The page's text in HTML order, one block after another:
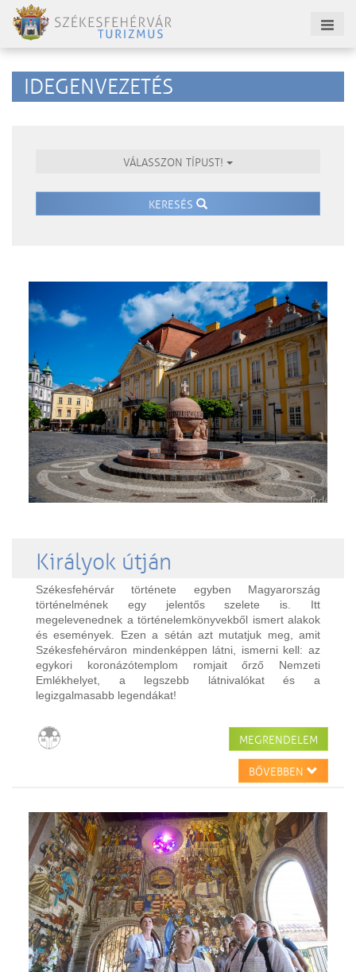
IDEGENVEZETÉS
VÁLASSZON TÍPUST!
KERESÉS
Királyok útján
Székesfehérvár története egyben Magyarország
történelmének egy jelentős szelete is. Itt
megelevenednek a történelemkönyvekből ismert alakok
és események. Ezen a sétán azt mutatjuk meg, amit
Székesfehérváron mindenképpen látni, ismerni kell: az
egykori koronázótemplom romjait őrző Nemzeti
Emlékhelyet, a legszebb látnivalókat és a
legizgalmasabb legendákat!
MEGRENDELEM
BŐVEBBEN